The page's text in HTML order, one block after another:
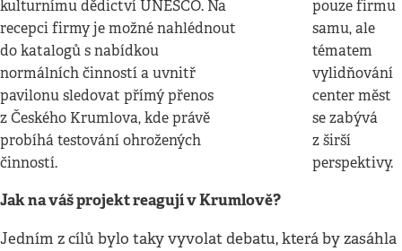
kulturnímu dědictví UNESCO. Na
recepci firmy je možné nahlédnout
do katalogů s nabídkou
normálních činností a uvnitř
pavilonu sledovat přímý přenos
z Českého Krumlova, kde právě
probíhá testování ohrožených
činností.
pouze firmu
samu, ale
tématem
vylidňování
center měst
se zabývá
z širší
perspektivy.
Jak na váš projekt reagují v Krumlově?
Jedním z cílů bylo taky vyvolat debatu, která by zasáhla